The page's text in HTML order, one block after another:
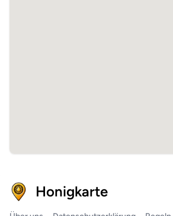
Honigkarte